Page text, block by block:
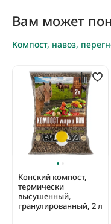
Вам может
Компост, навоз,
Конский компост,
термически
высушенный,
гранулированный, 2 л